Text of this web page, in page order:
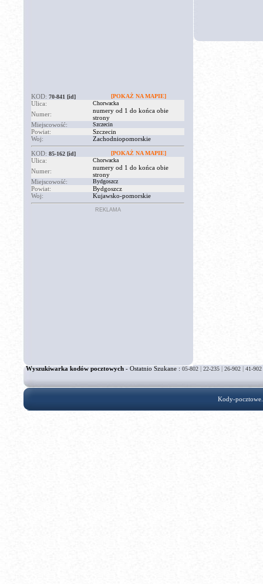
KOD: 70-841 [id] [POKAŻ NA MAPIE]
Ulica: Chorwacka
Numer:
numery od 1 do końca obie
strony
Miejscowość:
Szczecin
Powiat:
Szczecin
Woj:
Zachodniopomorskie
KOD: 85-162 [id] [POKAŻ NA MAPIE]
Ulica: Chorwacka
Numer:
numery od 1 do końca obie
strony
Miejscowość:
Bydgoszcz
Powiat:
Bydgoszcz
Woj:
Kujawsko-pomorskie
REKLAMA
Wyszukiwarka kodów pocztowych- Ostatnio Szukane :05-802 | 22-235 | 26-902 | 41-902
Kody-